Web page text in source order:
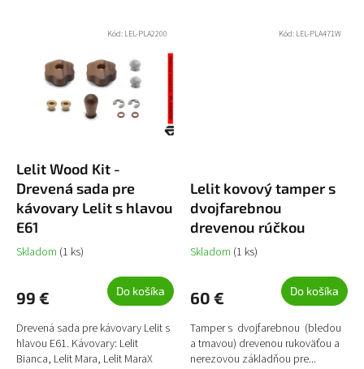
Lelit Wood Kit -
Drevená sada pre
kávovary Lelit s hlavou
E61
Skladom (1 ks)
99 € Do košíka
Drevená sada pre kávovary Lelit s
hlavou E61. Kávovary: Lelit
Bianca, Lelit Mara, Lelit MaraX
Kód: LEL-PLA2200
Lelit kovový tamper s
dvojfarebnou
drevenou rúčkou
Skladom (1 ks)
60 € Do košíka
Tamper s dvojfarebnou (bledou
a tmavou) drevenou rukoväťou a
nerezovou základňou pre...
Kód: LEL-PLA471W